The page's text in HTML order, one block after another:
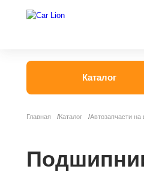
Каталог
Главная Каталог Автозапчасти на